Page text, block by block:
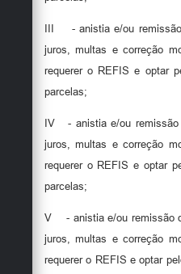
- anistia e/ou
juros, multas e correção
requerer o REFIS e optar
parcelas;
IV
- anistia e/ou
juros, multas e correção
requerer o REFIS e optar
parcelas;
V
- anistia e/ou remissão
juros, multas e correção
requerer o REFIS e optar